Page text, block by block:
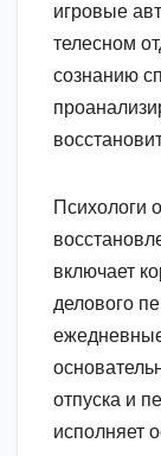
игровые
телесном
сознанию
Психологи
включает
делового
отпуска и
исполняет